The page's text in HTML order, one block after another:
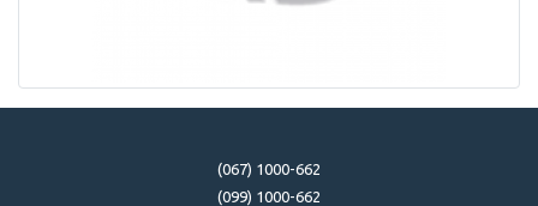
(067) 1000-662
(099) 1000-662